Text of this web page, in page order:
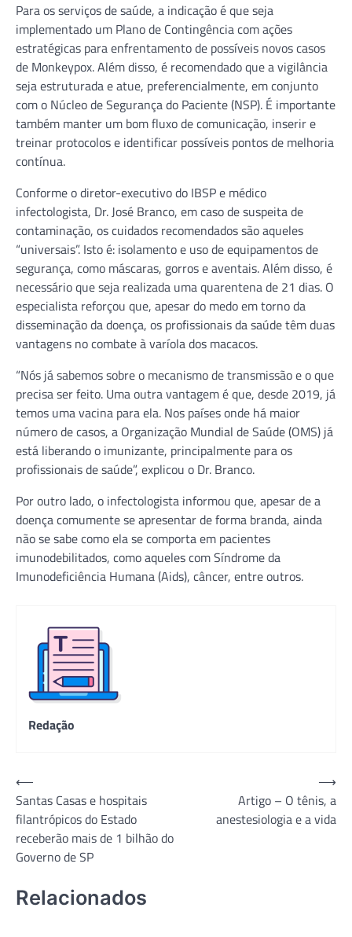
Para os serviços de saúde, a indicação é que seja
implementado um Plano de Contingência com ações
estratégicas para enfrentamento de possíveis novos casos
de Monkeypox. Além disso, é recomendado que a vigilância
seja estruturada e atue, preferencialmente, em conjunto
com o Núcleo de Segurança do Paciente (NSP). É importante
também manter um bom fluxo de comunicação, inserir e
treinar protocolos e identificar possíveis pontos de melhoria
contínua.
Conforme o diretor-executivo do IBSP e médico
infectologista, Dr. José Branco, em caso de suspeita de
contaminação, os cuidados recomendados são aqueles
“universais”. Isto é: isolamento e uso de equipamentos de
segurança, como máscaras, gorros e aventais. Além disso, é
necessário que seja realizada uma quarentena de 21 dias. O
especialista reforçou que, apesar do medo em torno da
disseminação da doença, os profissionais da saúde têm duas
vantagens no combate à varíola dos macacos.
“Nós já sabemos sobre o mecanismo de transmissão e o que
precisa ser feito. Uma outra vantagem é que, desde 2019, já
temos uma vacina para ela. Nos países onde há maior
número de casos, a Organização Mundial de Saúde (OMS) já
está liberando o imunizante, principalmente para os
profissionais de saúde”, explicou o Dr. Branco.
Por outro lado, o infectologista informou que, apesar de a
doença comumente se apresentar de forma branda, ainda
não se sabe como ela se comporta em pacientes
imunodebilitados, como aqueles com Síndrome da
Imunodeficiência Humana (Aids), câncer, entre outros.
Redação
Navegação
de
Post
⟵
Santas Casas e hospitais
filantrópicos do Estado
receberão mais de 1 bilhão do
Governo de SP
Artigo – O tênis, a
anestesiologia e a vida
⟶
Relacionados